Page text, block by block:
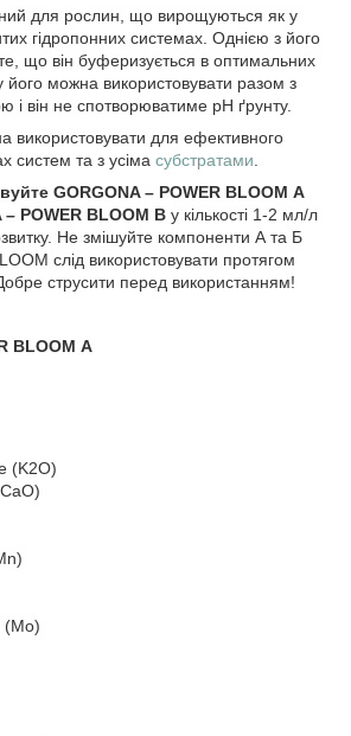
для рослин, що вирощуються як у
гідропонних системах. Однією з його
що він буферизується в оптимальних
можна використовувати разом з
і він не спотворюватиме рН ґрунту.
використовувати для ефективного
систем та з усіма субстратами
GORGONA – POWER BLOOM A
– POWER BLOOM B у кількості 1-2 мл/л
Не змішуйте компоненти А та Б
слід використовувати протягом
струсити перед використанням!
BLOOM А
(K2O)
(Mo)